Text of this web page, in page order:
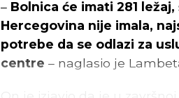
– Bolnica će imati 281
Hercegovina nije imala,
potrebe da se odlazi za
centre – naglasio je